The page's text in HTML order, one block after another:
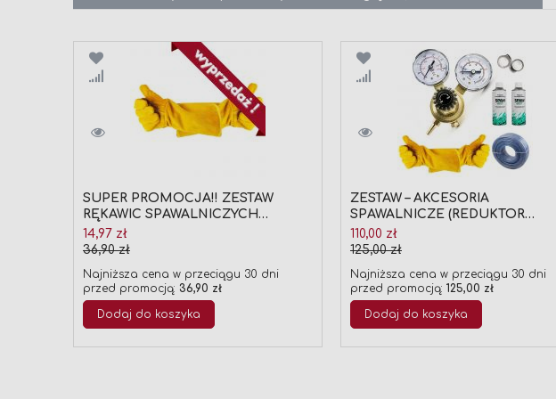
Porównaj
SUPER PROMOCJA!! ZESTAW
RĘKAWIC SPAWALNICZYCH
OCHRONNYCH ROBOCZYCH
Ansell ActivArmr® 43-216 (3 PARY)
Cena
promocyjna
14,97 zł
36,90 zł
Najniższa cena w przeciągu 30 dni
przed promocją: 36,90 zł
Dodaj do koszyka
Porównaj
ZESTAW – AKCESORIA
SPAWALNICZE (REDUKTOR
GAZOWY, WĄŻ TECHNICZNY,
OPASKI ZACISKOWE, RĘKAWICE,
Cena
promocyjna
110,00 zł
125,00 zł
Najniższa cena w przeciągu 30 dni
przed promocją: 125,00 zł
Dodaj do koszyka